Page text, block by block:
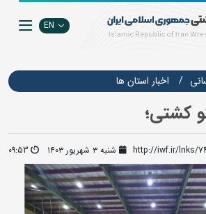
EN
اخبار استان ها
کشتی؛
http://iwf.ir/lnks/ شنبه ۳ شهریور ۱۴۰۳ 09:53